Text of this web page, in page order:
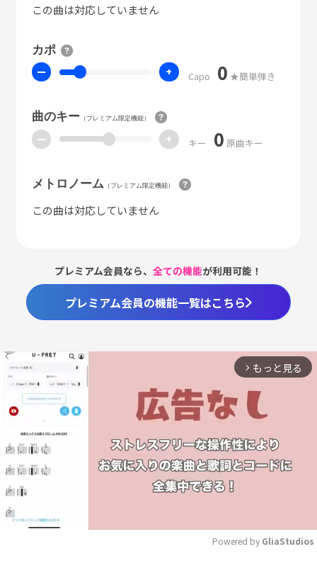
この曲は対応していません
カポ
ー + Capo 0 ★簡単弾き
曲のキー（プレミアム限定機能）
ー + キー 0 原曲キー
メトロノーム （プレミアム限定機能）
この曲は対応していません
プレミアム会員なら、全ての機能が利用可能！
プレミアム会員の機能一覧はこちら
arrow_forward_ios もっと見る
Powered by GliaStudios